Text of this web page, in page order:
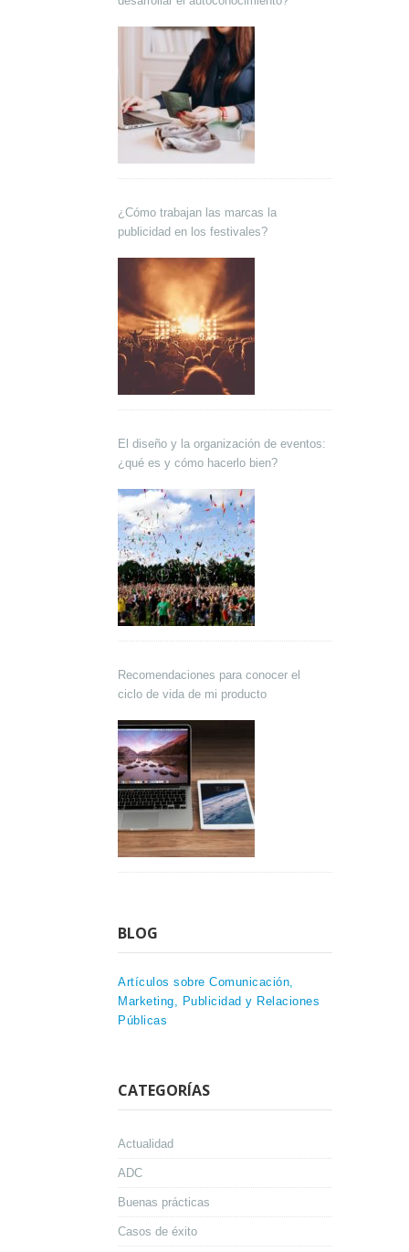
¿Cómo trabajan las marcas la
publicidad en los festivales?
El diseño y la organización de eventos:
¿qué es y cómo hacerlo bien?
Recomendaciones para conocer el
ciclo de vida de mi producto
BLOG
Artículos sobre Comunicación,
Marketing, Publicidad y Relaciones
Públicas
CATEGORÍAS
Actualidad
ADC
Buenas prácticas
Casos de éxito